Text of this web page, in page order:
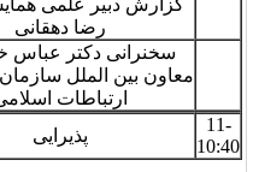
همایش، دکتر
Report, Dr.
خامه یار
سازمان فرهنگ و
Deputy of